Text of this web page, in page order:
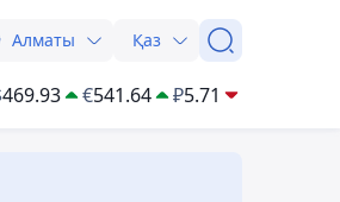
Алматы Қаз
469.93 €541.64 ₽5.71